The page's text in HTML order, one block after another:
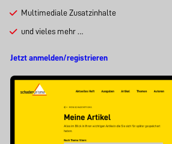
Multimediale Zusatzinhalte
und vieles mehr …
Jetzt anmelden/registrieren